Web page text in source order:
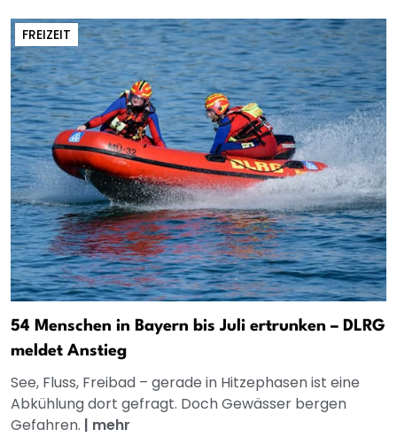
FREIZEIT
54 Menschen in Bayern bis Juli ertrunken – DLRG
meldet Anstieg
See, Fluss, Freibad – gerade in Hitzephasen ist eine
Abkühlung dort gefragt. Doch Gewässer bergen
Gefahren. | mehr